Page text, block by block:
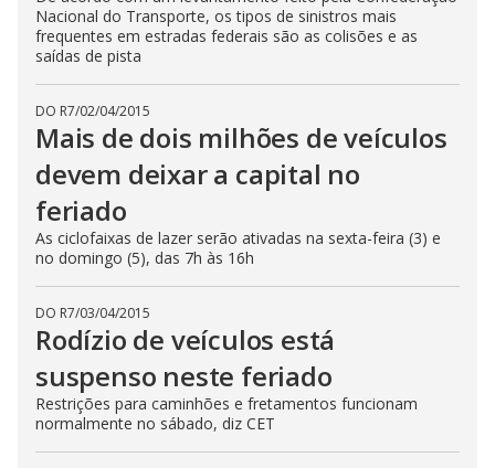
Nacional do Transporte, os tipos de sinistros mais
frequentes em estradas federais são as colisões e as
saídas de pista
DO R7/02/04/2015
Mais de dois milhões de veículos
devem deixar a capital no
feriado
As ciclofaixas de lazer serão ativadas na sexta-feira (3) e
no domingo (5), das 7h às 16h
DO R7/03/04/2015
Rodízio de veículos está
suspenso neste feriado
Restrições para caminhões e fretamentos funcionam
normalmente no sábado, diz CET